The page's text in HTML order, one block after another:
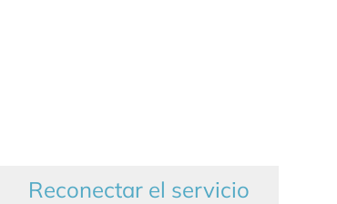
Reconectar el servicio